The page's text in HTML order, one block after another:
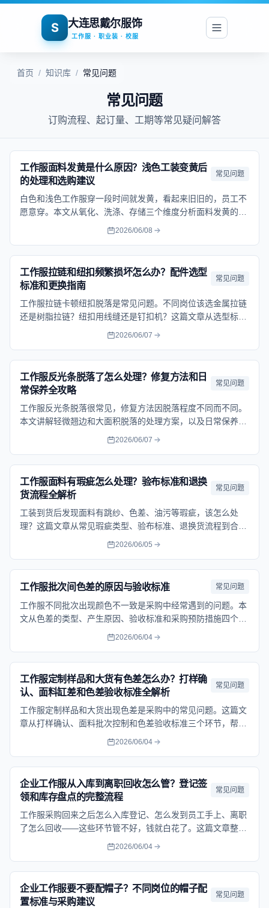
S 大连思戴尔服饰
工作服 · 职业装 · 校服
首页 / 知识库 / 常见问题
常见问题
订购流程、起订量、工期等常见疑问解答
工作服面料发黄是什么原因？浅色工装变黄后
的处理和选购建议
常见问题
白色和浅色工作服穿一段时间就发黄，看起来旧旧的，员工不
愿意穿。本文从氧化、洗涤、存储三个维度分析面料发黄的真
正原因，给出不同面料的处理方法，以及采购时预防发黄的关
2026/06/08
工作服拉链和纽扣频繁损坏怎么办？配件选型
标准和更换指南
常见问题
工作服拉链卡顿纽扣脱落是常见问题。不同岗位该选金属拉链
还是树脂拉链？纽扣用线缝还是钉扣机？这篇文章从选型标
准、损坏原因到更换方法一次讲清。
2026/06/07
工作服反光条脱落了怎么处理？修复方法和日
常保养全攻略
常见问题
工作服反光条脱落很常见，修复方法因脱落程度不同而不同。
本文讲解轻微翘边和大面积脱落的处理方案，以及日常保养要
点，帮你延长反光工作服的使用寿命。
2026/06/07
工作服面料有瑕疵怎么处理？验布标准和退换
货流程全解析
常见问题
工装到货后发现面料有跳纱、色差、油污等瑕疵，该怎么处
理？这篇文章从常见瑕疵类型、验布标准、退换货流程到合同
预防条款，把面料瑕疵这件事说清楚，帮你下次遇到时知道怎
2026/06/05
工作服批次间色差的原因与验收标准 常见问题
工作服不同批次出现颜色不一致是采购中经常遇到的问题。本
文从色差的类型、产生原因、验收标准和采购预防措施四个方
面讲清楚，帮助采购人员正确判断色差缺陷、在合同中约定合
2026/06/04
工作服定制样品和大货有色差怎么办？打样确
认、面料缸差和色差验收标准全解析
常见问题
工作服定制样品和大货出现色差是采购中的常见问题。这篇文
章从打样确认、面料批次控制和色差验收标准三个环节，帮你
系统解决色差困扰，减少返工和扯皮。
2026/06/04
企业工作服从入库到离职回收怎么管？登记签
领和库存盘点的完整流程
常见问题
工作服采购回来之后怎么入库登记、怎么发到员工手上、离职
了怎么回收——这些环节管不好，钱就白花了。这篇文章整理
了一套从入库到报废的全流程管理办法，适合企业中后台做制
2026/06/04
企业工作服要不要配帽子？不同岗位的帽子配
置标准与采购建议
常见问题